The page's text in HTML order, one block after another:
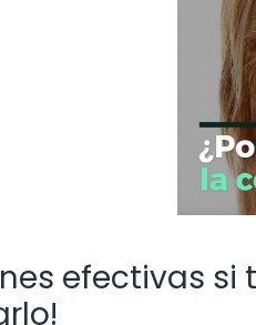
efectivas si